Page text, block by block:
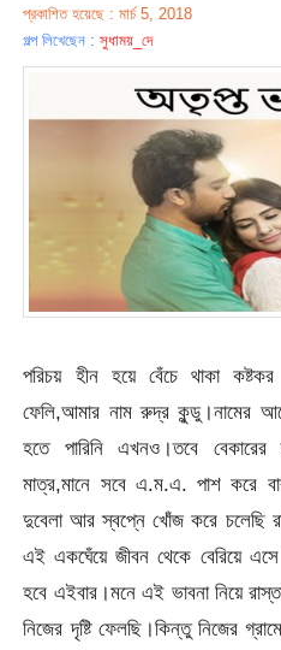
প্রকাশিত হয়েছে : মার্চ 5, 2018
গল্প লিখেছেন :সুধাময়_দে
পরিচয় হীন হয়ে বেঁচে থাকা
ফেলি,আমার নাম রুদ্র কুন্ডু।নামের
হতে পারিনি এখনও।তবে
মাত্র,মানে সবে এ.ম.এ. পাশ করে
দুবেলা আর স্বপ্নে খোঁজ করে চলেছি
এই একঘেঁয়ে জীবন থেকে বেরিয়ে এসে
হবে এইবার।মনে এই ভাবনা নিয়ে
নিজের দৃষ্টি ফেলছি।কিন্তু নিজের